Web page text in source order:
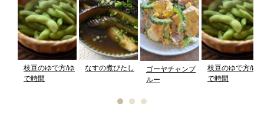
枝豆のゆで方/ゆ
で時間
なすの煮びたし
ゴーヤチャンプ
ルー
枝豆のゆで方/ゆ
で時間